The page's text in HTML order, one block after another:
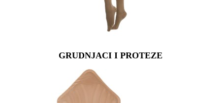
GRUDNJACI I PROTEZE